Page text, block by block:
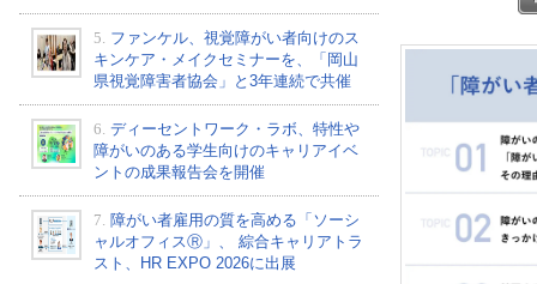
5. ファンケル、視覚障がい者向けのス
キンケア・メイクセミナーを、「岡山
県視覚障害者協会」と3年連続で共催
6. ディーセントワーク・ラボ、特性や
障がいのある学生向けのキャリアイベ
ントの成果報告会を開催
7. 障がい者雇用の質を高める「ソーシ
ャルオフィスⓇ」、 綜合キャリアトラ
スト、HR EXPO 2026に出展